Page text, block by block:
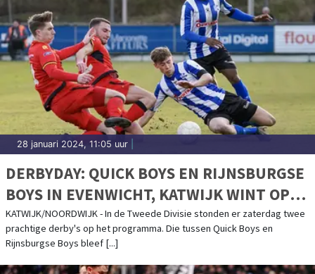
28 januari 2024, 11:05 uur
DERBYDAY: QUICK BOYS EN RIJNSBURGSE
BOYS IN EVENWICHT, KATWIJK WINT OP
DUINWETERING
KATWIJK/NOORDWIJK - In de Tweede Divisie stonden er zaterdag twee
prachtige derby's op het programma. Die tussen Quick Boys en
Rijnsburgse Boys bleef [...]